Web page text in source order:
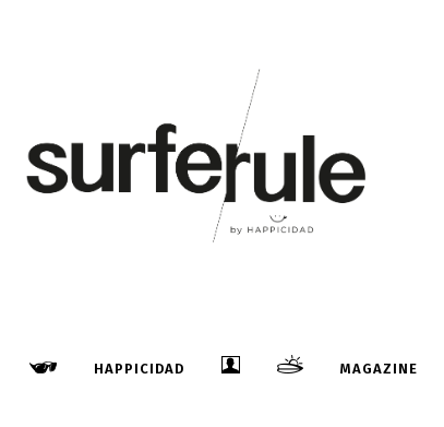
HAPPICIDAD MAGAZINE